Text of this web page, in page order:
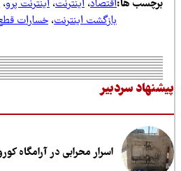
ها:اقتصاد،اینترنت،اینترنت پرو،
بازگشت اینترنت،خسارات قطع
سردبیر
اسرار محرابی در آرامگاه کوروش